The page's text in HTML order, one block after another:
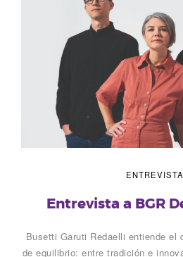
Entrevista a BGR
Busetti Garuti Redaelli entiende el
de equilibrio: entre tradición e